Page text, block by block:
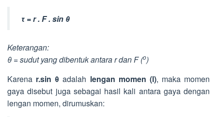
τ = r . F . sin θ
Keterangan:
θ = sudut yang dibentuk antara r dan F (o)
Karena r.sin θ adalah lengan momen (l), maka momen
gaya disebut juga sebagai hasil kali antara gaya dengan
lengan momen, dirumuskan: